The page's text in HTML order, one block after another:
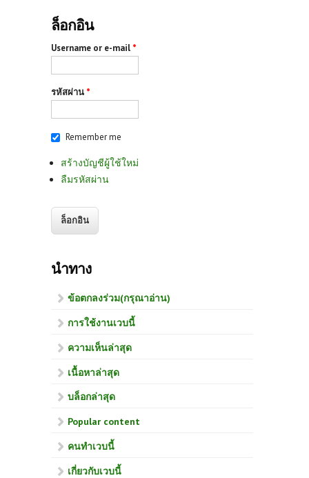
ล็อกอิน
Username or e-mail *
รหัสผ่าน *
Remember me
สร้างบัญชีผู้ใช้ใหม่
ลืมรหัสผ่าน
นำทาง
ข้อตกลงร่วม(กรุณาอ่าน)
การใช้งานเวบนี้
ความเห็นล่าสุด
เนื้อหาล่าสุด
บล็อกล่าสุด
Popular content
คนทำเวบนี้
เกี่ยวกับเวบนี้